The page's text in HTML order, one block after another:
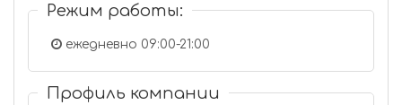
Режим работы:
ежедневно 09:00-21:00
Профиль компании